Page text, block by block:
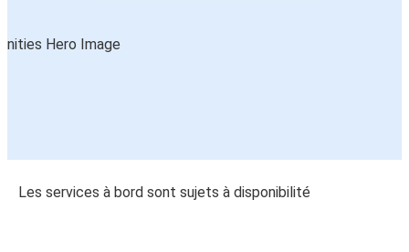
Les services à bord sont sujets à disponibilité